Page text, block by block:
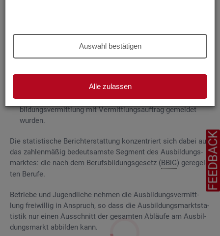
Auswahl bestätigen
Alle zulassen
DieAus­bil­dungs­markt­sta­tis­tik be­rich­tet über
Be­wer­be­rin­nen und Be­wer­ber für Be­rufs­aus­bil­
der Agen­tu­ren für Ar­beit undJob­cen­terzum Aus­bil­dungs­
markt in An­spruch neh­men, sowie
Be­rufs­aus­bil­dungs­stel­len, die beiAAundJCfür die Aus­
bil­dungs­ver­mitt­lung mit Ver­mitt­lungs­auf­trag ge­mel­det
wur­den.
Die sta­tis­ti­sche Be­richt­erstat­tung kon­zen­triert sich dabei auf
das zah­len­mä­ßig be­deut­sams­te Seg­ment des Aus­bil­dungs­
mark­tes: die nach dem Be­rufs­bil­dungs­ge­setz (BBiG) ge­re­gel­
ten Be­ru­fe.
Be­trie­be und Ju­gend­li­che neh­men die Aus­bil­dungs­ver­mitt­
lung frei­wil­lig in An­spruch, so dass die Aus­bil­dungs­markt­sta­
tis­tik nur einen Aus­schnitt der ge­sam­ten Ab­läu­fe am Aus­bil­
dungs­markt ab­bil­den kann.
FEEDBACK